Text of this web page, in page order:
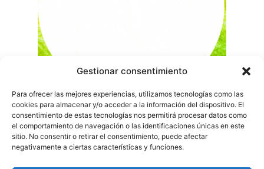
Gestionar consentimiento
Para ofrecer las mejores experiencias, utilizamos tecnologías como las
cookies para almacenar y/o acceder a la información del dispositivo. El
consentimiento de estas tecnologías nos permitirá procesar datos como
el comportamiento de navegación o las identificaciones únicas en este
sitio. No consentir o retirar el consentimiento, puede afectar
negativamente a ciertas características y funciones.